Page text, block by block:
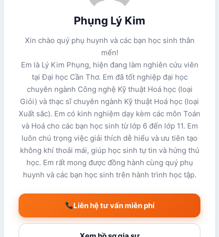
Phụng Lý Kim
Xin chào quý phụ huynh và các bạn học sinh thân
mến!
Em là Lý Kim Phụng, hiện đang làm nghiên cứu viên
tại Đại học Cần Thơ. Em đã tốt nghiệp đại học
chuyên ngành Công nghệ Kỹ thuật Hoá học (loại
Giỏi) và thạc sĩ chuyên ngành Kỹ thuật Hoá học (loại
Xuất sắc). Em có kinh nghiệm dạy kèm các môn Toán
và Hoá cho các bạn học sinh từ lớp 6 đến lớp 11. Em
luôn chú trọng việc giải thích dễ hiểu và ưu tiên tạo
không khí thoải mái, giúp học sinh tự tin và hứng thú
học. Em rất mong được đồng hành cùng quý phụ
huynh và các bạn học sinh trên hành trình học tập.
Liên hệ tư vấn miễn phí